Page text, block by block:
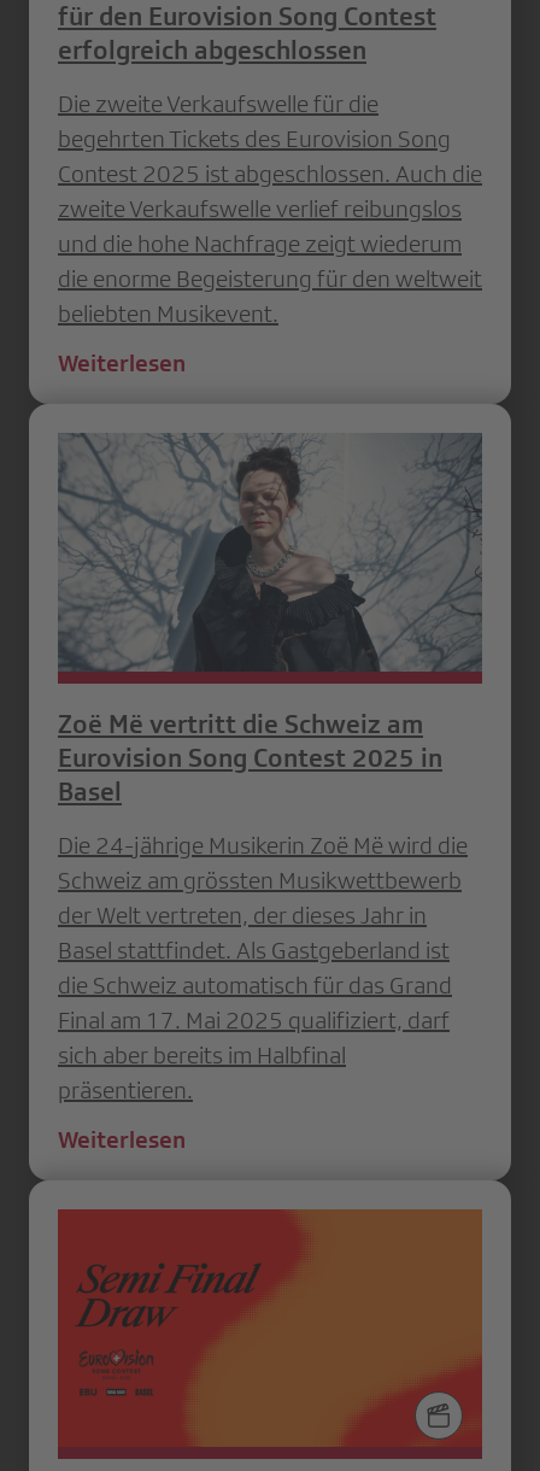
für den Eurovision Song Contest
erfolgreich abgeschlossen
Die zweite Verkaufswelle für die
begehrten Tickets des Eurovision Song
Contest 2025 ist abgeschlossen. Auch die
zweite Verkaufswelle verlief reibungslos
und die hohe Nachfrage zeigt wiederum
die enorme Begeisterung für den weltweit
beliebten Musikevent.
Weiterlesen
Zoë Më vertritt die Schweiz am
Eurovision Song Contest 2025 in
Basel
Die 24-jährige Musikerin Zoë Më wird die
Schweiz am grössten Musikwettbewerb
der Welt vertreten, der dieses Jahr in
Basel stattfindet. Als Gastgeberland ist
die Schweiz automatisch für das Grand
Final am 17. Mai 2025 qualifiziert, darf
sich aber bereits im Halbfinal
präsentieren.
Weiterlesen